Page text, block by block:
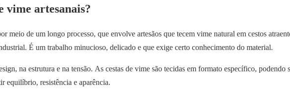
vime artesanais?
meio de um longo processo, que envolve artesãos que tecem vime natural em cestos
É um trabalho minucioso, delicado e que exige certo conhecimento do material.
na estrutura e na tensão. As cestas de vime são tecidas em formato específico, podendo
equilíbrio, resistência e aparência.